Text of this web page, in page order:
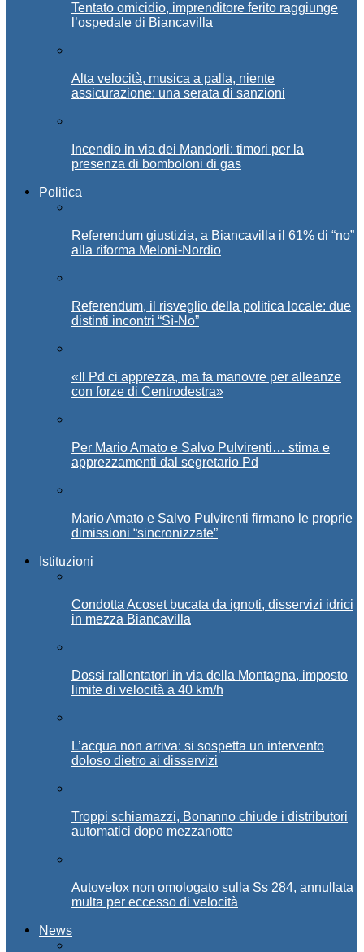
Tentato omicidio, imprenditore ferito raggiunge
l’ospedale di Biancavilla
Alta velocità, musica a palla, niente
assicurazione: una serata di sanzioni
Incendio in via dei Mandorli: timori per la
presenza di bomboloni di gas
Politica
Referendum giustizia, a Biancavilla il 61% di “no”
alla riforma Meloni-Nordio
Referendum, il risveglio della politica locale: due
distinti incontri “Sì-No”
«Il Pd ci apprezza, ma fa manovre per alleanze
con forze di Centrodestra»
Per Mario Amato e Salvo Pulvirenti… stima e
apprezzamenti dal segretario Pd
Mario Amato e Salvo Pulvirenti firmano le proprie
dimissioni “sincronizzate”
Istituzioni
Condotta Acoset bucata da ignoti, disservizi idrici
in mezza Biancavilla
Dossi rallentatori in via della Montagna, imposto
limite di velocità a 40 km/h
L’acqua non arriva: si sospetta un intervento
doloso dietro ai disservizi
Troppi schiamazzi, Bonanno chiude i distributori
automatici dopo mezzanotte
Autovelox non omologato sulla Ss 284, annullata
multa per eccesso di velocità
News